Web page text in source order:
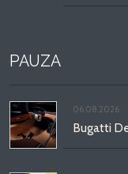
PAUZA
06.08.2026.
Bugatti